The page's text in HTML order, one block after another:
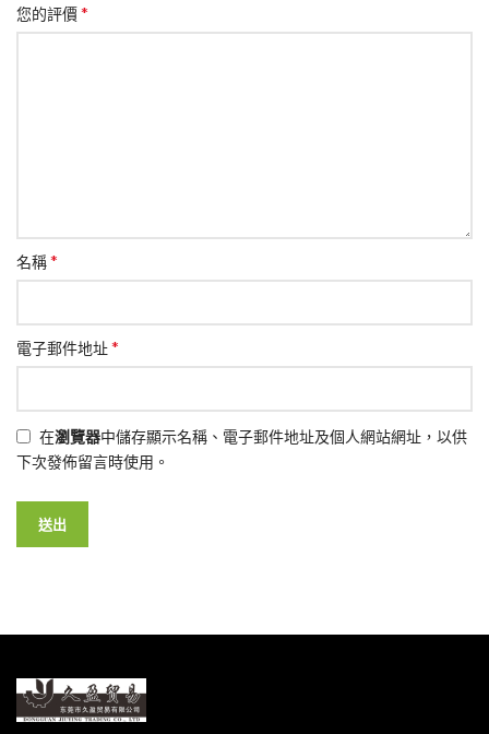
您的評價*
名稱*
電子郵件地址*
在瀏覽器中儲存顯示名稱、電子郵件地址及個人網站網址，以供
下次發佈留言時使用。